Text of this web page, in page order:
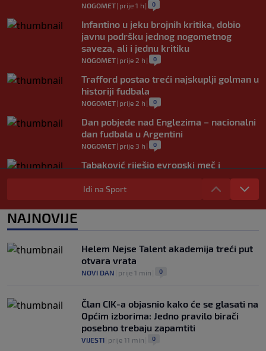
NOGOMET| prije 1 h | 0
Infantino u jeku brojnih kritika, dobio
javnu podršku jednog nogometnog
saveza, ali i jednu kritiku
NOGOMET| prije 2 h | 0
Trafford postao treći najskuplji golman u
historiji fudbala
NOGOMET| prije 2 h | 0
Dan pobjede nad Englezima – nacionalni
dan fudbala u Argentini
NOGOMET| prije 3 h | 0
Tabaković riješio evropski meč i
Salzburgu donio pobjedu (VIDEO)
NOGOMET|6. aug.
Allah, Allah, Allah, Allah… Mohamed
Idi na Sport
NAJNOVIJE
Helem Nejse Talent akademija treći put
otvara vrata
NOVI DAN prije 1 min 0
Član CIK-a objasnio kako će se glasati na
Općim izborima: Jedno pravilo birači
posebno trebaju zapamtiti
VIJESTI prije 11 min 0